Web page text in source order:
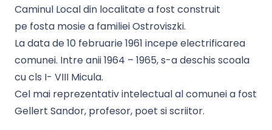
Caminul Local din localitate a fost construit
pe fosta mosie a familiei Ostroviszki.
La data de 10 februarie 1961 incepe electrificarea
comunei. Intre anii 1964 – 1965, s-a deschis scoala
cu cls I- VIII Micula.
Cel mai reprezentativ intelectual al comunei a fost
Gellert Sandor, profesor, poet si scriitor.